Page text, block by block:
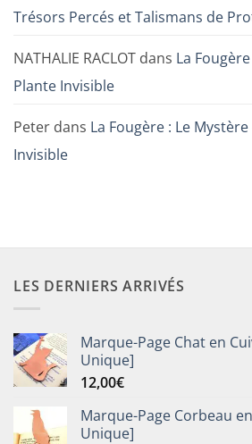
Trésors Percés et Talismans de
NATHALIE RACLOT dans La
Plante Invisible
Peter dans La Fougère : Le
Invisible
LES DERNIERS ARRIVÉS
Marque-Page Chat en
Unique]
12,00€
Marque-Page Corbeau
Unique]